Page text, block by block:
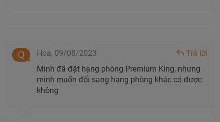
Hoa, 09/08/2023
Trả lời
Mình đã đặt hạng phòng Premium King, nhưng
mình muốn đổi sang hạng phòng khác có được
không